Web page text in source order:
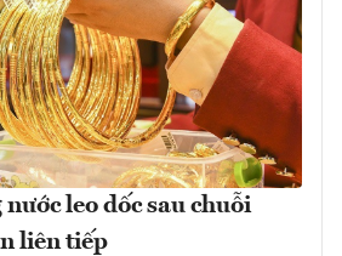
leo dốc sau chuỗi
liên tiếp